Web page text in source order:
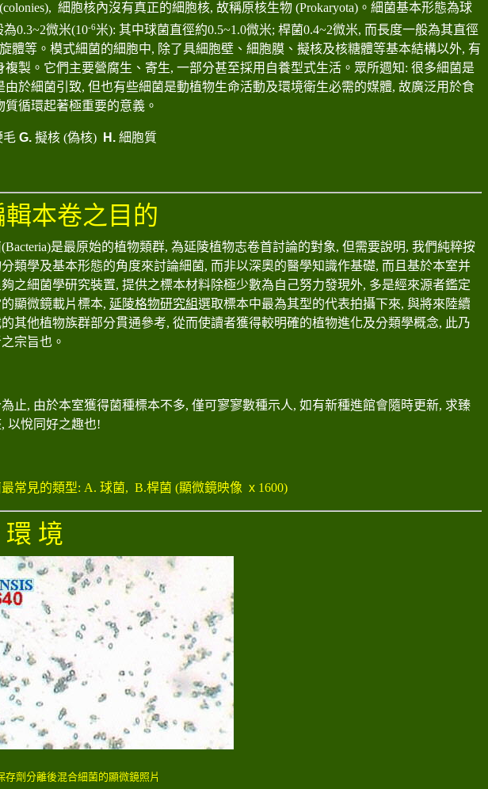
(colonies), 細胞核內沒有真正的細胞核, 故稱原核生物 (Prokaryota) 。細菌基本形態為球
為0.3~2微米(10-6米): 其中球菌直徑約0.5~1.0微米; 桿菌0.4~2微米, 而長度一般為其直徑
體等。模式細菌的細胞中, 除了具細胞壁、細胞膜、擬核及核糖體等基本結構以外, 有
製。它們主要營腐生、寄生, 一部分甚至採用自養型式生活。眾所週知: 很多細菌是
由於細菌引致, 但也有些細菌是動植物生命活動及環境衛生必需的媒體, 故廣泛用於食
循環起著極重要的意義。
毛 G. 擬核 (偽核) H. 細胞質
輯本卷之目的
(Bacteria)是最原始的植物類群, 為延陵植物志卷首討論的對象, 但需要說明, 我們純粹按
類學及基本形態的角度來討論細菌, 而非以深奧的醫學知識作基礎, 而且基於本室并
之細菌學研究裝置, 提供之標本材料除極少數為自己努力發現外, 多是經來源者鑑定
顯微鏡載片標本, 延陵格物研究組選取標本中最為其型的代表拍攝下來, 與將來陸續
其他植物族群部分貫通參考, 從而使讀者獲得較明確的植物進化及分類學概念, 此乃
宗旨也。
止, 由於本室獲得菌種標本不多, 僅可寥寥數種示人, 如有新種進館會隨時更新, 求臻
以悅同好之趣也!
常見的類型: A. 球菌, B.桿菌 (顯微鏡映像 x 1600)
環 境
劑分離後混合細菌的顯微鏡照片